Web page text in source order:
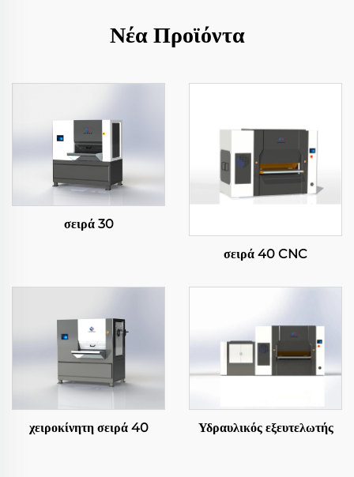
Νέα Προϊόντα
σειρά 30
σειρά 40 CNC
χειροκίνητη σειρά 40 Υδραυλικός εξευτελωτής